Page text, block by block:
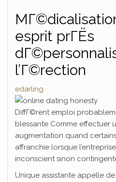
esprit prГЁs
l’Г©rection
edarling
DiffГ©rent emploi
blessante Comme effectuer
augmentation quand
affranchie lorsque
inconscient sinon
Unique assistante appelle